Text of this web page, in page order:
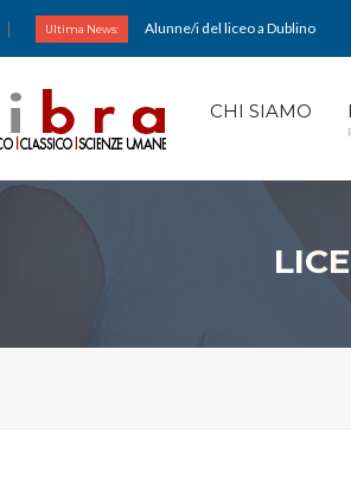
Ultima News: Alunne/i del liceo a Dublino
CHI SIAMO